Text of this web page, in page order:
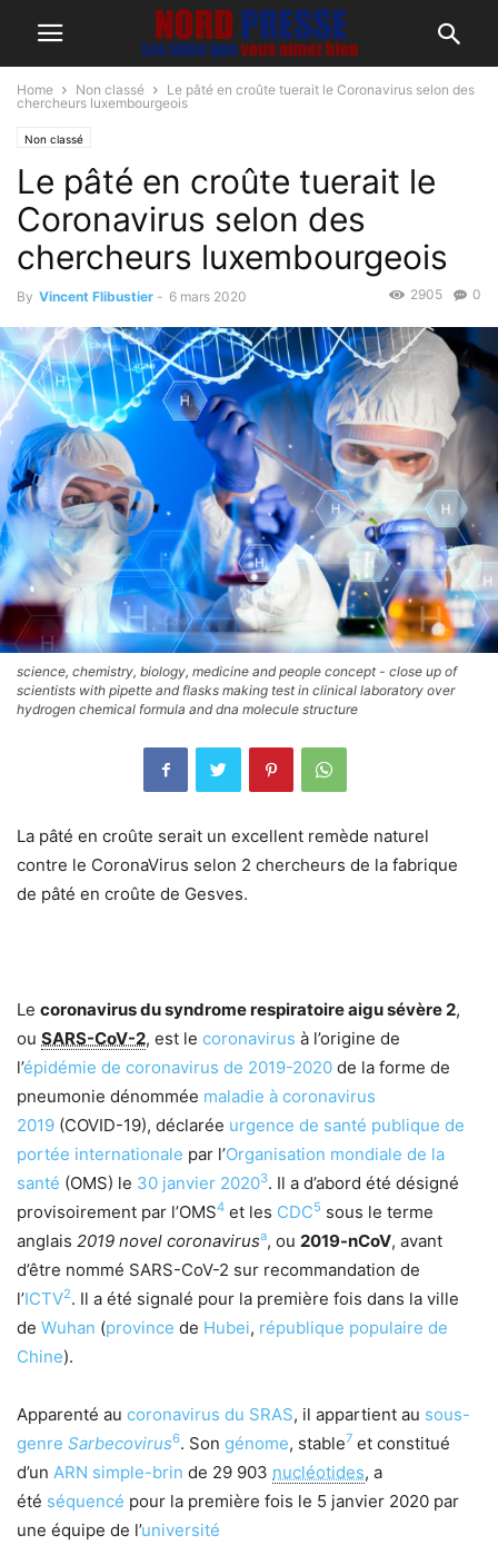
Home Non classé
Le pâté en croûte tuerait le Coronavirus selon des
chercheurs luxembourgeois
Non classé
Le pâté en croûte tuerait le
Coronavirus selon des
chercheurs luxembourgeois
By Vincent Flibustier - 6 mars 2020 0
2905
science, chemistry, biology, medicine and people concept - close up of
scientists with pipette and flasks making test in clinical laboratory over
hydrogen chemical formula and dna molecule structure
La pâté en croûte serait un excellent remède naturel
contre le CoronaVirus selon 2 chercheurs de la fabrique
de pâté en croûte de Gesves.
Le coronavirus du syndrome respiratoire aigu sévère 2,
ou SARS-CoV-2, est le coronavirus à l’origine de
l’épidémie de coronavirus de 2019-2020 de la forme de
pneumonie dénommée maladie à coronavirus
2019 (COVID-19), déclarée urgence de santé publique de
portée internationale par l’Organisation mondiale de la
santé (OMS) le 30 janvier 20203. Il a d’abord été désigné
provisoirement par l’OMS4 et les CDC5 sous le terme
anglais 2019 novel coronavirusa, ou 2019-nCoV, avant
d’être nommé SARS-CoV-2 sur recommandation de
l’ICTV2. Il a été signalé pour la première fois dans la ville
de Wuhan (province de Hubei, république populaire de
Chine).
Apparenté au coronavirus du SRAS, il appartient au sous-
genre Sarbecovirus6. Son génome, stable7 et constitué
d’un ARN simple-brin de 29 903 nucléotides, a
été séquencé pour la première fois le 5 janvier 2020 par
une équipe de l’université